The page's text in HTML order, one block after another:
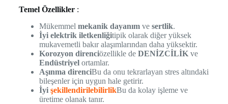
Temel Özellikler :
Mükemmel mekanik dayanımve sertlik.
İyi elektrik iletkenliğitipik olarak diğer yüksek
mukavemetli bakır alaşımlarından daha yüksektir.
Korozyon direnciözellikle de DENİZCİLİKve
Endüstriyelortamlar.
Aşınma direnciBu da onu tekrarlayan stres altındaki
bileşenler için uygun hale getirir.
İyi şekillendirilebilirlikBu da kolay işleme ve
üretime olanak tanır.